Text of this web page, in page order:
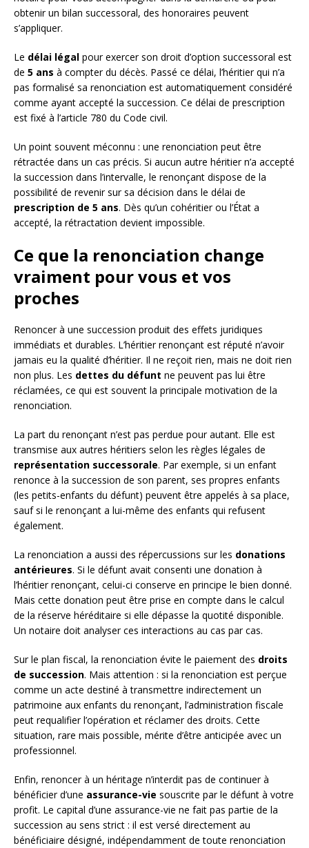
obtenir un bilan successoral, des honoraires peuvent
s’appliquer.
Le délai légal pour exercer son droit d’option successoral est
de 5 ans à compter du décès. Passé ce délai, l’héritier qui n’a
pas formalisé sa renonciation est automatiquement considéré
comme ayant accepté la succession. Ce délai de prescription
est fixé à l’article 780 du Code civil.
Un point souvent méconnu : une renonciation peut être
rétractée dans un cas précis. Si aucun autre héritier n’a accepté
la succession dans l’intervalle, le renonçant dispose de la
possibilité de revenir sur sa décision dans le délai de
prescription de 5 ans. Dès qu’un cohéritier ou l’État a
accepté, la rétractation devient impossible.
Ce que la renonciation change
vraiment pour vous et vos
proches
Renoncer à une succession produit des effets juridiques
immédiats et durables. L’héritier renonçant est réputé n’avoir
jamais eu la qualité d’héritier. Il ne reçoit rien, mais ne doit rien
non plus. Les dettes du défunt ne peuvent pas lui être
réclamées, ce qui est souvent la principale motivation de la
renonciation.
La part du renonçant n’est pas perdue pour autant. Elle est
transmise aux autres héritiers selon les règles légales de
représentation successorale. Par exemple, si un enfant
renonce à la succession de son parent, ses propres enfants
(les petits-enfants du défunt) peuvent être appelés à sa place,
sauf si le renonçant a lui-même des enfants qui refusent
également.
La renonciation a aussi des répercussions sur les donations
antérieures. Si le défunt avait consenti une donation à
l’héritier renonçant, celui-ci conserve en principe le bien donné.
Mais cette donation peut être prise en compte dans le calcul
de la réserve héréditaire si elle dépasse la quotité disponible.
Un notaire doit analyser ces interactions au cas par cas.
Sur le plan fiscal, la renonciation évite le paiement des droits
de succession. Mais attention : si la renonciation est perçue
comme un acte destiné à transmettre indirectement un
patrimoine aux enfants du renonçant, l’administration fiscale
peut requalifier l’opération et réclamer des droits. Cette
situation, rare mais possible, mérite d’être anticipée avec un
professionnel.
Enfin, renoncer à un héritage n’interdit pas de continuer à
bénéficier d’une assurance-vie souscrite par le défunt à votre
profit. Le capital d’une assurance-vie ne fait pas partie de la
succession au sens strict : il est versé directement au
bénéficiaire désigné, indépendamment de toute renonciation